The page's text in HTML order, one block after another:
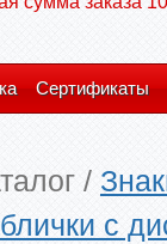
Сертификаты
/
с